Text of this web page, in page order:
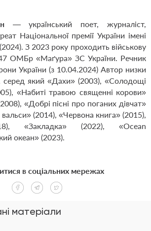
— український поет, журналіст,
Національної премії України імені
З 2023 року проходить військову
ОМБр «Маґура» ЗС України. Речник
України (з 10.04.2024) Автор низки
серед який «Дахи» (2003), «Солодощі
«Набиті травою священні корови»
«Добрі пісні про поганих дівчат»
(2014), «Червона книга» (2015),
«Закладка» (2022), «Ocean
океан» (2023).
матеріали
в соціальних мережах